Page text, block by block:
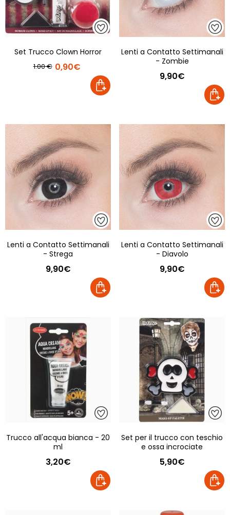
Set Trucco Clown Horror
1.00 € 0,90€
Lenti a Contatto Settimanali
- Zombie
9,90€
Lenti a Contatto Settimanali
- Strega
9,90€
Lenti a Contatto Settimanali
- Diavolo
9,90€
Trucco all'acqua bianca - 20
ml
3,20€
Set per il trucco con teschio
e ossa incrociate
5,90€